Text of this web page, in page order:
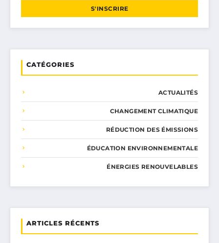
S'INSCRIRE
CATÉGORIES
ACTUALITÉS
CHANGEMENT CLIMATIQUE
RÉDUCTION DES ÉMISSIONS
ÉDUCATION ENVIRONNEMENTALE
ÉNERGIES RENOUVELABLES
ARTICLES RÉCENTS